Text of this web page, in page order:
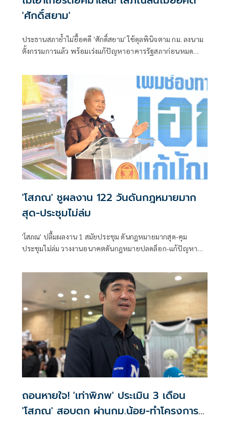
'ศักดิ์สยาม'
ประธานสภาย้ำไม่ยื้อคดี 'ศักดิ์สยาม' ใช้ดุลพินิจตาม กม. ลงนาม
ตั้งกรรมการแล้ว พร้อมเร่งแก้ปัญหาอาคารรัฐสภาก่อนหมด
ตอบไหม
'โสภณ' ชูผลงาน 122 วันดันกฎหมายมาก
สุด-ประชุมไม่ล่ม
'โสภณ' ปลื้มผลงาน 1 สมัยประชุม ดันกฎหมายมากสุด-คุม
ประชุมไม่ล่ม วางงานอนาคตดันกฎหมายปลดล็อก-แก้ปัญหา
ร่วมมือใช้เวลาสภาให้คุ้มค่า
ถอนหายใจ! 'เท่าพิภพ' ประเมิน 3 เดือน
'โสภณ' สอบตก ผ่านกม.น้อย-ทำโครงการ